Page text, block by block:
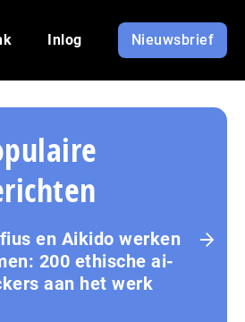
Inlog Nieuwsbrief
en Aikido werken
200 ethische ai-
aan het werk